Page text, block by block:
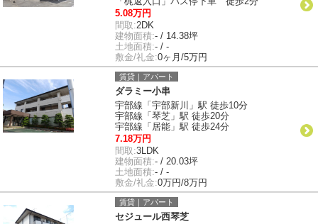
5.08万円
間取:2DK
建物面積:- / 14.38坪
土地面積:- / -
敷金/礼金:0ヶ月/5万円
賃貸｜アパート
ダラミー小串
宇部線「宇部新川」駅 徒歩10分
宇部線「琴芝」駅 徒歩20分
宇部線「居能」駅 徒歩24分
7.18万円
間取:3LDK
建物面積:- / 20.03坪
土地面積:- / -
敷金/礼金:0万円/8万円
賃貸｜アパート
セジュール西琴芝